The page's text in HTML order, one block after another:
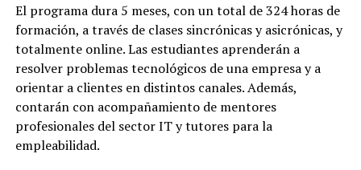
El programa dura 5 meses, con un total de 324 horas de
formación, a través de clases sincrónicas y asicrónicas, y
totalmente online. Las estudiantes aprenderán a
resolver problemas tecnológicos de una empresa y a
orientar a clientes en distintos canales. Además,
contarán con acompañamiento de mentores
profesionales del sector IT y tutores para la
empleabilidad.